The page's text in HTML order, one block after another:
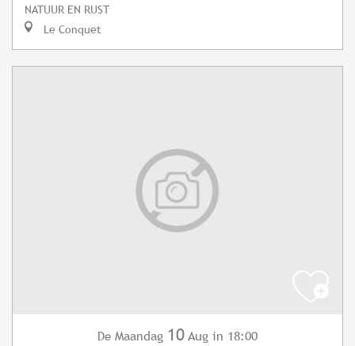
NATUUR EN RUST
Le Conquet
De Maandag 10 Aug in 18:00